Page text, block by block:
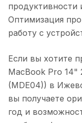
продуктивности
Оптимизация
работу с
Если вы хотите
MacBook Pro 14"
(MDE04)) в
вы получаете
год и